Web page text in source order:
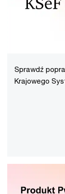
Sprawdź
Krajowego